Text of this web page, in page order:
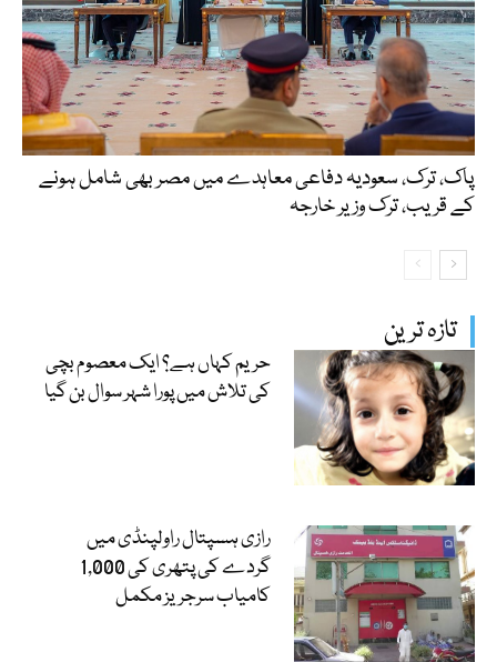
تازہ ترین
حریم کہاں ہے؟ ایک معصوم بچی
کی تلاش میں پورا شہر سوال بن گیا
رازی ہسپتال راولپنڈی میں
گردے کی پتھری کی 1,000
کامیاب سرجریز مکمل
پاک، ترک، سعودیہ دفاعی معاہدے میں مصر بھی شامل ہونے
کے قریب، ترک وزیر خارجہ